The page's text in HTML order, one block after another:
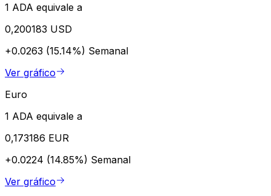
1 ADA equivale a
0,200183 USD
+0.0263 (15.14%) Semanal
Ver gráfico
Euro
1 ADA equivale a
0,173186 EUR
+0.0224 (14.85%) Semanal
Ver gráfico